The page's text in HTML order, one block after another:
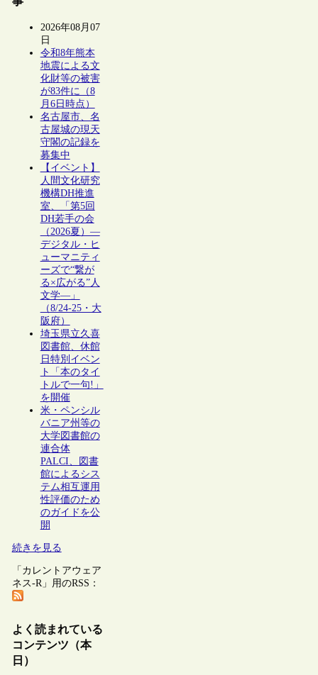
2026年08月07
日
令和8年熊本
地震による文
化財等の被害
が83件に（8
月6日時点）
名古屋市、名
古屋城の現天
守閣の記録を
募集中
【イベント】
人間文化研究
機構DH推進
室、「第5回
DH若手の会
（2026夏）―
デジタル・ヒ
ューマニティ
ーズで“繋が
る×広がる”人
文学―」
（8/24-25・大
阪府）
埼玉県立久喜
図書館、休館
日特別イベン
ト「本のタイ
トルで一句!」
を開催
米・ペンシル
バニア州等の
大学図書館の
連合体
PALCI、図書
館によるシス
テム相互運用
性評価のため
のガイドを公
開
続きを見る
「カレントアウェア
ネス-R」用のRSS：
よく読まれている
コンテンツ（本
日）